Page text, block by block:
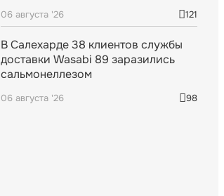
06 августа '26 121
В Салехарде 38 клиентов службы
доставки Wasabi 89 заразились
сальмонеллезом
06 августа '26 98